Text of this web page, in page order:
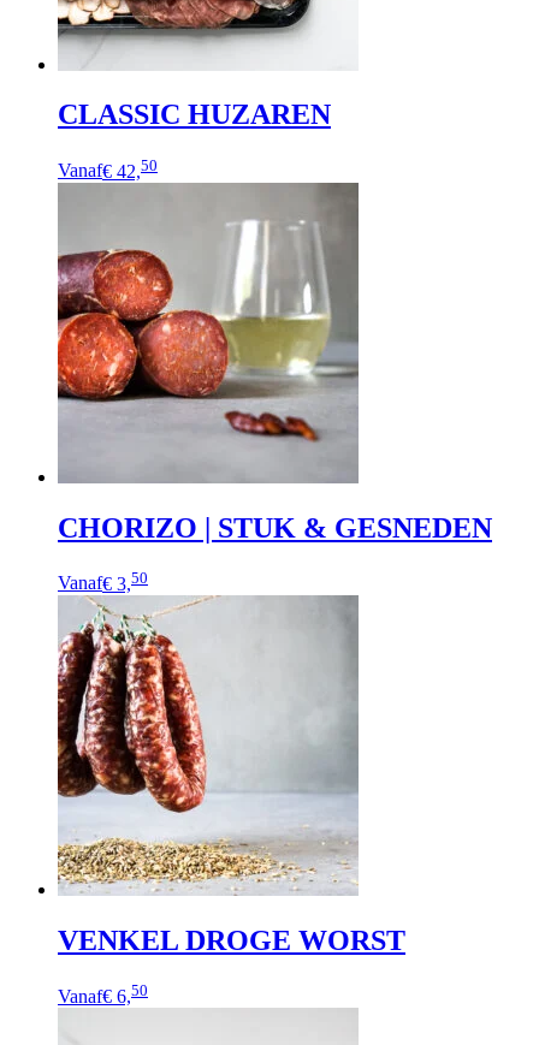
CLASSIC HUZAREN
Vanaf€ 42,50
CHORIZO | STUK & GESNEDEN
Vanaf€ 3,50
product
heeft
meerdere
variaties.
Deze
optie
kan
gekozen
worden
op
de
productpagina
VENKEL DROGE WORST
Vanaf€ 6,50